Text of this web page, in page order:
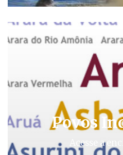
Povos
Acesse a